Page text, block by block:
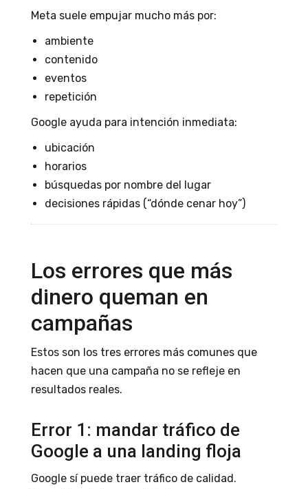
Meta suele empujar mucho más por:
ambiente
contenido
eventos
repetición
Google ayuda para intención inmediata:
ubicación
horarios
búsquedas por nombre del lugar
decisiones rápidas (“dónde cenar hoy”)
Los errores que más
dinero queman en
campañas
Estos son los tres errores más comunes que
hacen que una campaña no se refleje en
resultados reales.
Error 1: mandar tráfico de
Google a una landing floja
Google sí puede traer tráfico de calidad.